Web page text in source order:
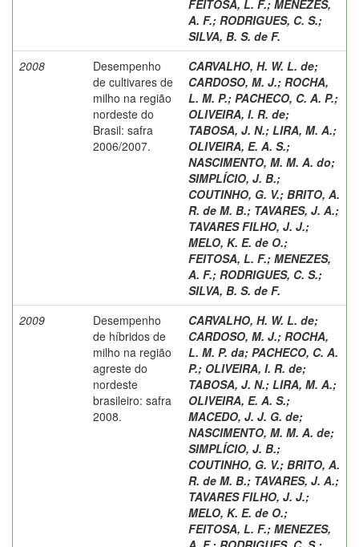
FEITOSA, L. F.; MENEZES,
A. F.; RODRIGUES, C. S.;
SILVA, B. S. de F.
2008
Desempenho
de cultivares de
milho na região
nordeste do
Brasil: safra
2006/2007.
CARVALHO, H. W. L. de;
CARDOSO, M. J.; ROCHA,
L. M. P.; PACHECO, C. A. P.;
OLIVEIRA, I. R. de;
TABOSA, J. N.; LIRA, M. A.;
OLIVEIRA, E. A. S.;
NASCIMENTO, M. M. A. do;
SIMPLÍCIO, J. B.;
COUTINHO, G. V.; BRITO, A.
R. de M. B.; TAVARES, J. A.;
TAVARES FILHO, J. J.;
MELO, K. E. de O.;
FEITOSA, L. F.; MENEZES,
A. F.; RODRIGUES, C. S.;
SILVA, B. S. de F.
2009
Desempenho
de híbridos de
milho na região
agreste do
nordeste
brasileiro: safra
2008.
CARVALHO, H. W. L. de;
CARDOSO, M. J.; ROCHA,
L. M. P. da; PACHECO, C. A.
P.; OLIVEIRA, I. R. de;
TABOSA, J. N.; LIRA, M. A.;
OLIVEIRA, E. A. S.;
MACEDO, J. J. G. de;
NASCIMENTO, M. M. A. de;
SIMPLÍCIO, J. B.;
COUTINHO, G. V.; BRITO, A.
R. de M. B.; TAVARES, J. A.;
TAVARES FILHO, J. J.;
MELO, K. E. de O.;
FEITOSA, L. F.; MENEZES,